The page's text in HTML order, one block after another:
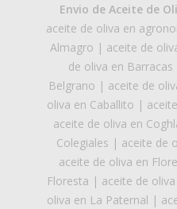
Envio de Aceite de
aceite de oliva en
Almagro | aceite de
de oliva en Barracas
Belgrano | aceite de
oliva en Caballito |
aceite de oliva en
Colegiales | aceite de
aceite de oliva en
Floresta | aceite de
oliva en La Paternal |